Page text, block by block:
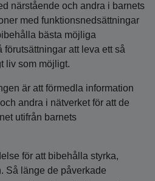
närstående och andra i barnets
med funktionsnedsättningar
bästa möjliga
förutsättningar att leva ett så
liv som möjligt.
är att förmedla information
andra i nätverket för att de
utifrån barnets
för att bibehålla styrka,
Så länge de påverkade